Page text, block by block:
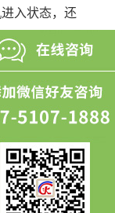
入状态，还
更好地运
尤其前后车
降低速度，
的路面，一